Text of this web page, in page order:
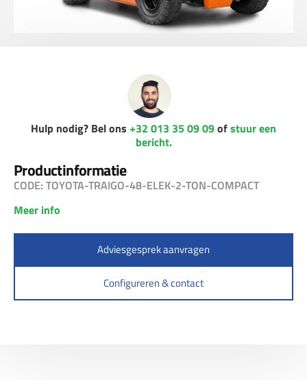
Hulp nodig? Bel ons +32 013 35 09 09ofstuur een
bericht.
Productinformatie
CODE: TOYOTA-TRAIGO-48-ELEK-2-TON-COMPACT
Meer info
Adviesgesprek aanvragen
Configureren & contact